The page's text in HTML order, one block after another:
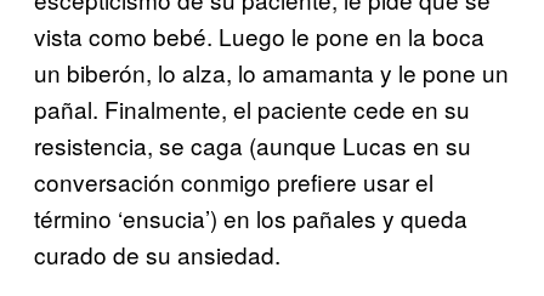
vista como bebé. Luego le pone en la boca
un biberón, lo alza, lo amamanta y le pone un
pañal. Finalmente, el paciente cede en su
resistencia, se caga (aunque Lucas en su
conversación conmigo prefiere usar el
término ‘ensucia’) en los pañales y queda
curado de su ansiedad.